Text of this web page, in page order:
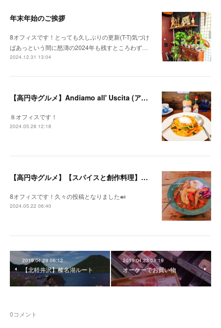
年末年始のご挨拶
8オフィスです！とっても久しぶりの更新(T-T)気づけ
ばあっという間に怒濤の2024年も残すところわず…
2024.12.31 13:04
【高円寺グルメ】Andiamo all' Uscita (アンディアーモ アッラ ウシータ)
８オフィスです！
2024.05.28 12:18
【高円寺グルメ】【スパイスと創作料理】この一杯のために。
8オフィスです！久々の投稿となりました🍛
2024.05.22 06:40
2019.04.29 06:12
【北軽井沢】榛名湖ルート
2019.04.23 08:19
オーケーでお買い物
0コメント